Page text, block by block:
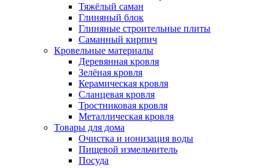
Тяжёлый саман
Глиняный блок
Глиняные строительные плиты
Саманный кирпич
Кровельные материалы
Деревянная кровля
Зелёная кровля
Керамическая кровля
Сланцевая кровля
Тростниковая кровля
Металлическая кровля
Товары для дома
Очистка и ионизация воды
Пищевой измельчитель
Посуда